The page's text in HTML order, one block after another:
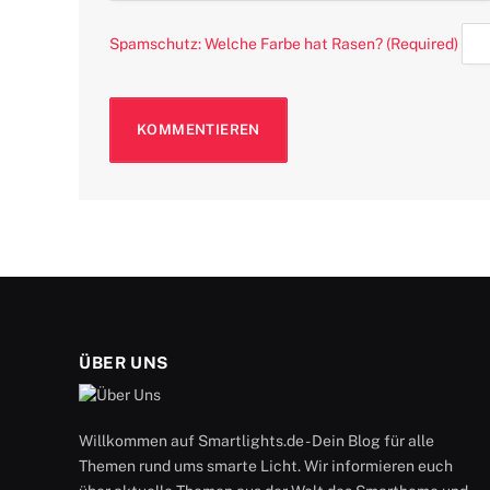
Spamschutz: Welche Farbe hat Rasen? (Required)
ÜBER UNS
Willkommen auf Smartlights.de - Dein Blog für alle
Themen rund ums smarte Licht. Wir informieren euch